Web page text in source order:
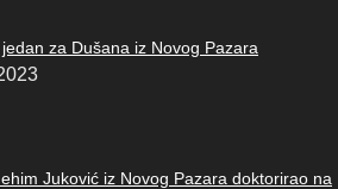
za Dušana iz Novog Pazara
Juković iz Novog Pazara doktorirao na